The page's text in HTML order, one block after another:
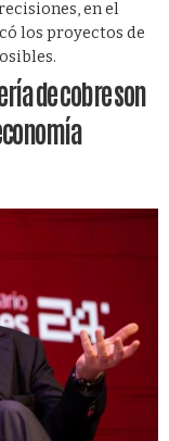
en el
los proyectos de
de cobre son